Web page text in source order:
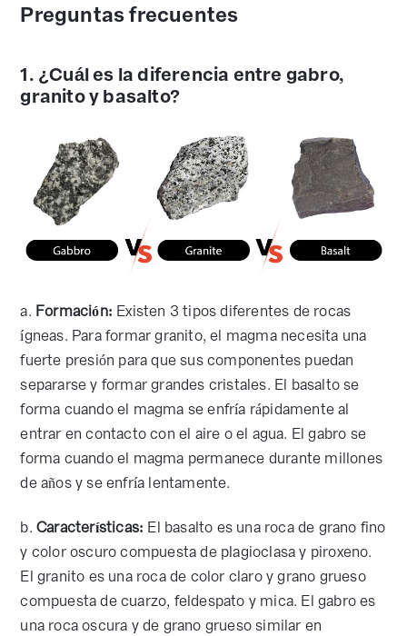
Preguntas frecuentes
1. ¿Cuál es la diferencia entre gabro,
granito y basalto?
a. Formación: Existen 3 tipos diferentes de rocas
ígneas. Para formar granito, el magma necesita una
fuerte presión para que sus componentes puedan
separarse y formar grandes cristales. El basalto se
forma cuando el magma se enfría rápidamente al
entrar en contacto con el aire o el agua. El gabro se
forma cuando el magma permanece durante millones
de años y se enfría lentamente.
b.Características: El basalto es una roca de grano fino
y color oscuro compuesta de plagioclasa y piroxeno.
El granito es una roca de color claro y grano grueso
compuesta de cuarzo, feldespato y mica. El gabro es
una roca oscura y de grano grueso similar en